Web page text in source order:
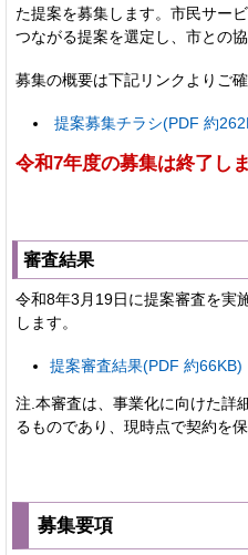
た提案を募集します。市民サー
つながる提案を選定し、市との
募集の概要は下記リンクよりご確
提案募集チラシ(PDF 約
令和7年度の募集は終了しま
審査結果
令和8年3月19日に提案審査を実
します。
提案審査結果(PDF 約66KB)
注.本審査は、事業化に向けた詳
るものであり、現時点で契約を
募集要項